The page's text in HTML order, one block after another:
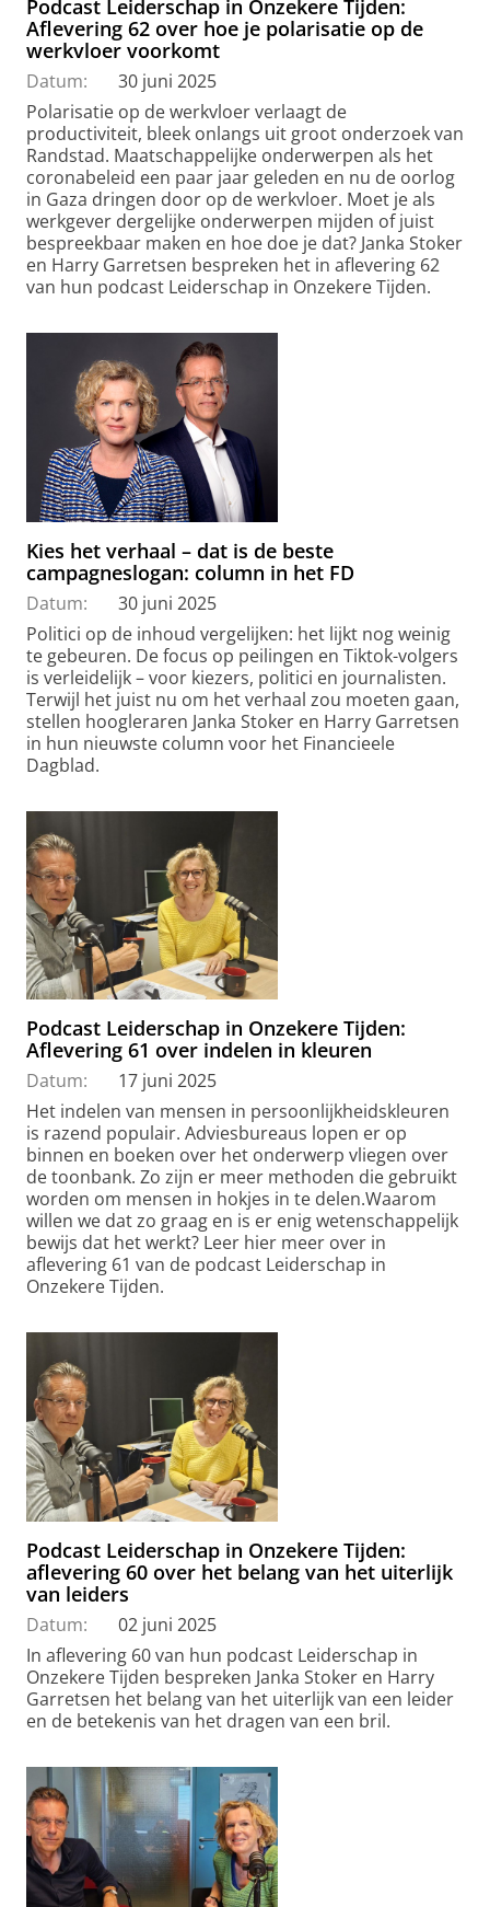
Podcast Leiderschap in Onzekere Tijden:
Aflevering 62 over hoe je polarisatie op de
werkvloer voorkomt
Datum:
30 juni 2025
Polarisatie op de werkvloer verlaagt de
productiviteit, bleek onlangs uit groot onderzoek van
Randstad. Maatschappelijke onderwerpen als het
coronabeleid een paar jaar geleden en nu de oorlog
in Gaza dringen door op de werkvloer. Moet je als
werkgever dergelijke onderwerpen mijden of juist
bespreekbaar maken en hoe doe je dat? Janka Stoker
en Harry Garretsen bespreken het in aflevering 62
van hun podcast Leiderschap in Onzekere Tijden.
Kies het verhaal – dat is de beste
campagneslogan: column in het FD
Datum:
30 juni 2025
Politici op de inhoud vergelijken: het lijkt nog weinig
te gebeuren. De focus op peilingen en Tiktok-volgers
is verleidelijk – voor kiezers, politici en journalisten.
Terwijl het juist nu om het verhaal zou moeten gaan,
stellen hoogleraren Janka Stoker en Harry Garretsen
in hun nieuwste column voor het Financieele
Dagblad.
Podcast Leiderschap in Onzekere Tijden:
Aflevering 61 over indelen in kleuren
Datum:
17 juni 2025
Het indelen van mensen in persoonlijkheidskleuren
is razend populair. Adviesbureaus lopen er op
binnen en boeken over het onderwerp vliegen over
de toonbank. Zo zijn er meer methoden die gebruikt
worden om mensen in hokjes in te delen.Waarom
willen we dat zo graag en is er enig wetenschappelijk
bewijs dat het werkt? Leer hier meer over in
aflevering 61 van de podcast Leiderschap in
Onzekere Tijden.
Podcast Leiderschap in Onzekere Tijden:
aflevering 60 over het belang van het uiterlijk
van leiders
Datum:
02 juni 2025
In aflevering 60 van hun podcast Leiderschap in
Onzekere Tijden bespreken Janka Stoker en Harry
Garretsen het belang van het uiterlijk van een leider
en de betekenis van het dragen van een bril.